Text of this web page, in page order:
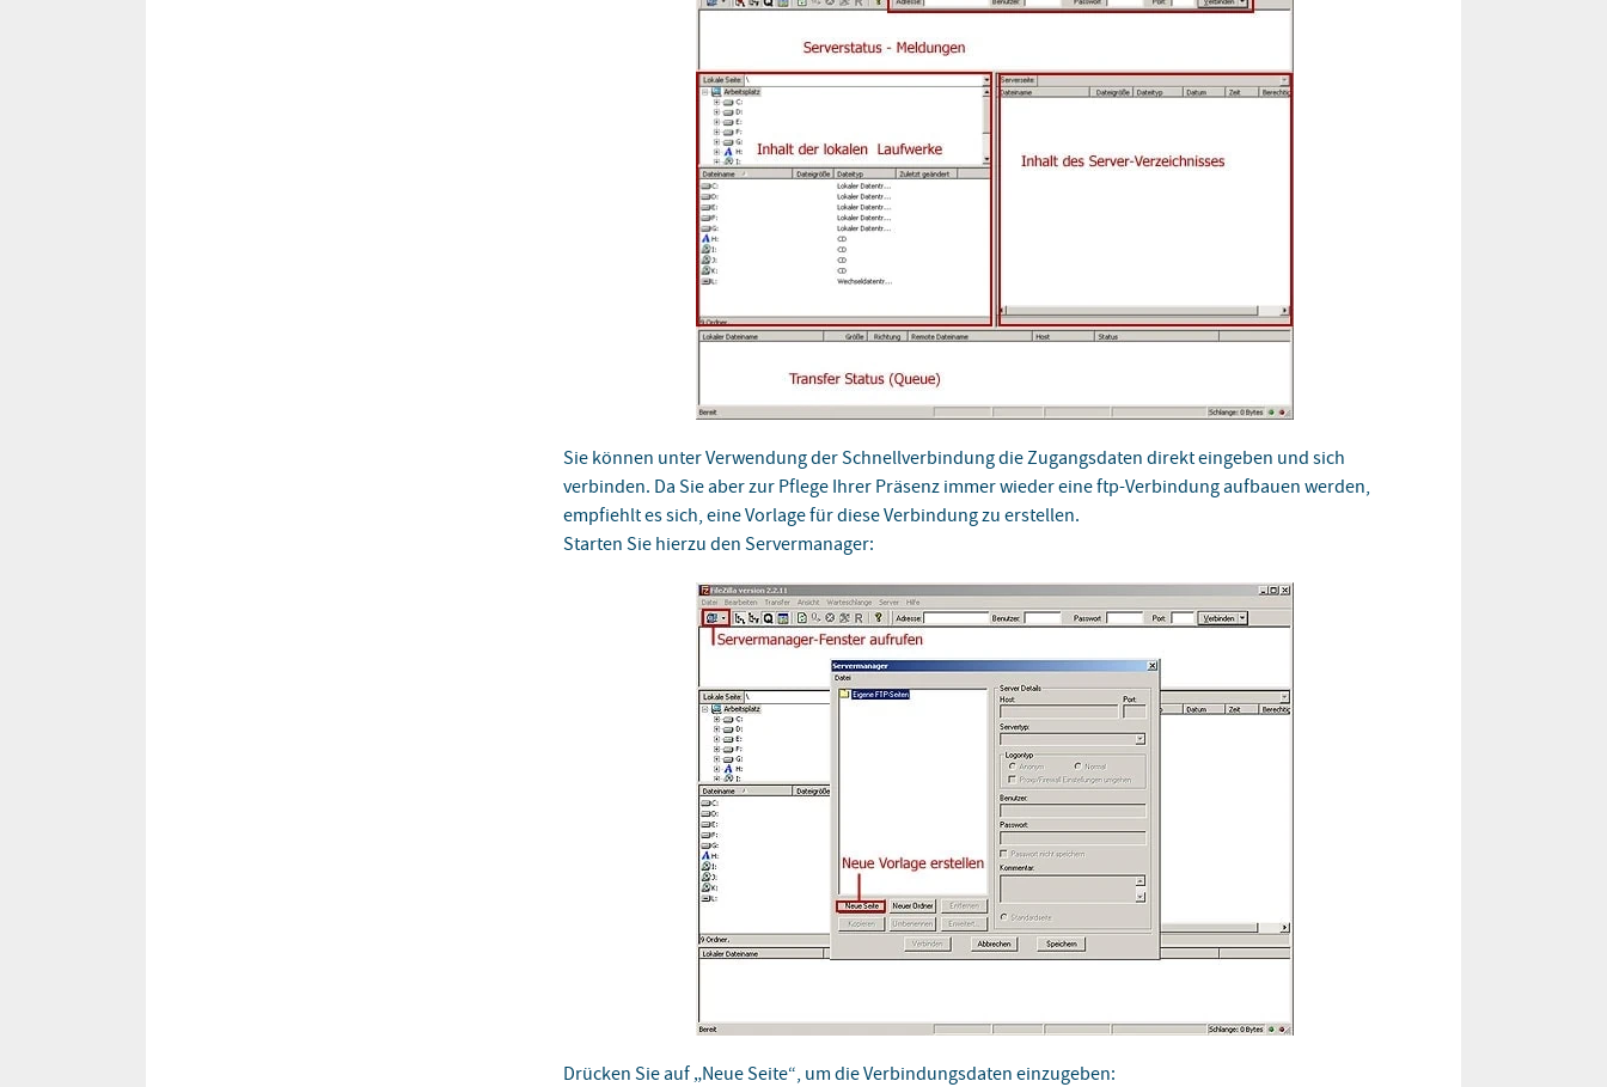
Sie können unter Verwendung der Schnellverbindung die Zugangsdaten direkt eingeben und sich
verbinden. Da Sie aber zur Pflege Ihrer Präsenz immer wieder eine ftp-Verbindung aufbauen werden,
empfiehlt es sich, eine Vorlage für diese Verbindung zu erstellen.
Starten Sie hierzu den Servermanager:
Drücken Sie auf „Neue Seite“, um die Verbindungsdaten einzugeben: